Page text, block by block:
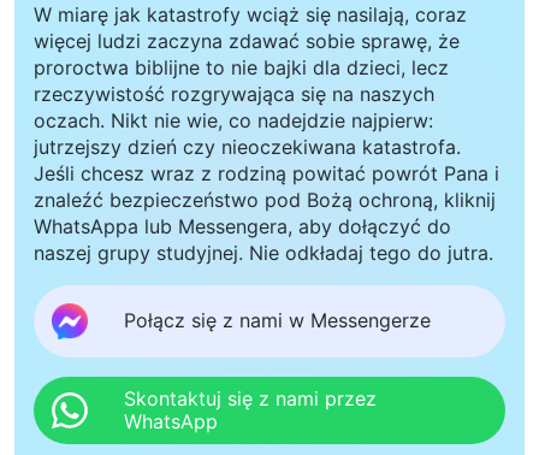
W miarę jak katastrofy wciąż się nasilają, coraz
więcej ludzi zaczyna zdawać sobie sprawę, że
proroctwa biblijne to nie bajki dla dzieci, lecz
rzeczywistość rozgrywająca się na naszych
oczach. Nikt nie wie, co nadejdzie najpierw:
jutrzejszy dzień czy nieoczekiwana katastrofa.
Jeśli chcesz wraz z rodziną powitać powrót Pana i
znaleźć bezpieczeństwo pod Bożą ochroną, kliknij
WhatsAppa lub Messengera, aby dołączyć do
naszej grupy studyjnej. Nie odkładaj tego do jutra.
Połącz się z nami w Messengerze
Skontaktuj się z nami przez
WhatsApp